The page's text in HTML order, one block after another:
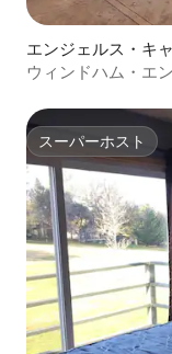
エンジェルス・キ
ウィンドハム・エ
スーパーホスト
スーパーホスト